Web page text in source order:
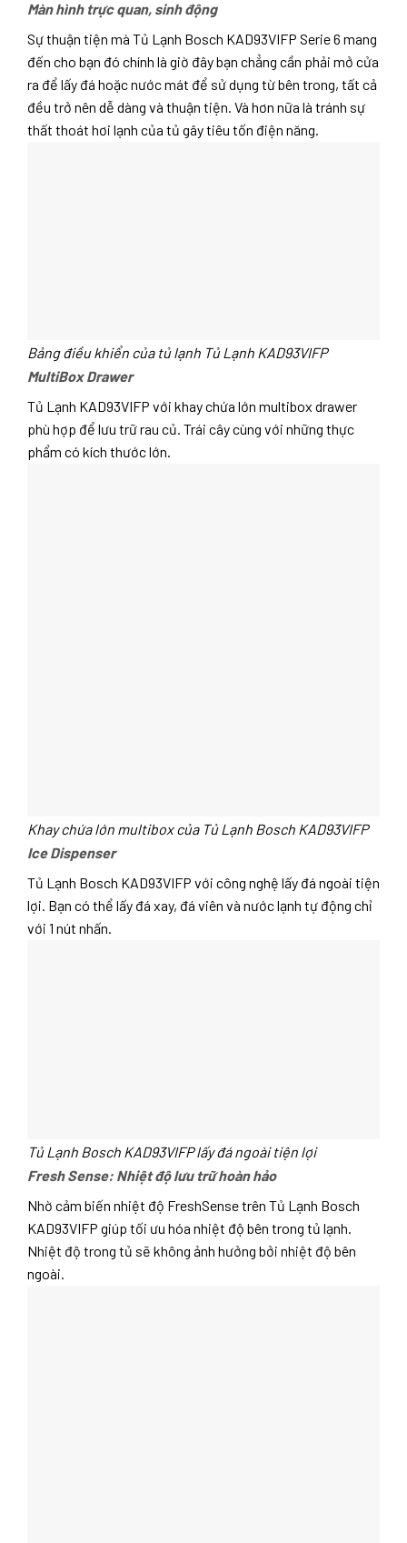
Màn hình trực quan, sinh động
Sự thuận tiện mà Tủ Lạnh Bosch KAD93VIFP Serie 6 mang
đến cho bạn đó chính là giờ đây bạn chẳng cần phải mở cửa
ra để lấy đá hoặc nước mát để sử dụng từ bên trong, tất cả
đều trở nên dễ dàng và thuận tiện. Và hơn nữa là tránh sự
thất thoát hơi lạnh của tủ gây tiêu tốn điện năng.
Bảng điều khiển của tủ lạnh Tủ Lạnh KAD93VIFP
MultiBox Drawer
Tủ Lạnh KAD93VIFP với khay chứa lớn multibox drawer
phù hợp để lưu trữ rau củ. Trái cây cùng với những thực
phẩm có kích thước lớn.
Khay chứa lớn multibox của Tủ Lạnh Bosch KAD93VIFP
Ice Dispenser
Tủ Lạnh Bosch KAD93VIFP với công nghệ lấy đá ngoài tiện
lợi. Bạn có thể lấy đá xay, đá viên và nước lạnh tự động chỉ
với 1 nút nhấn.
Tủ Lạnh Bosch KAD93VIFP lấy đá ngoài tiện lợi
Fresh Sense: Nhiệt độ lưu trữ hoàn hảo
Nhờ cảm biến nhiệt độ FreshSense trên Tủ Lạnh Bosch
KAD93VIFP giúp tối ưu hóa nhiệt độ bên trong tủ lạnh.
Nhiệt độ trong tủ sẽ không ảnh hưởng bởi nhiệt độ bên
ngoài.